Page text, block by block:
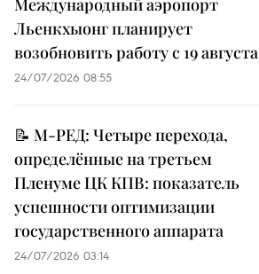
Международный аэропорт
Льенкхыонг планирует
возобновить работу с 19 августа
24/07/2026 08:55
📝 М-РЕД: Четыре перехода,
определённые на третьем
Пленуме ЦК КПВ: показатель
успешности оптимизации
государственного аппарата
24/07/2026 03:14